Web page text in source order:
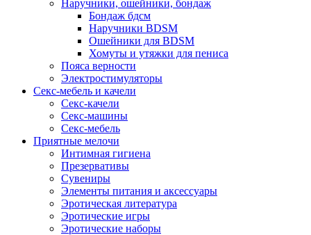
Наручники, ошейники, бондаж
Бондаж бдсм
Наручники BDSM
Ошейники для BDSM
Хомуты и утяжки для пениса
Пояса верности
Электростимуляторы
Секс-мебель и качели
Секс-качели
Секс-машины
Секс-мебель
Приятные мелочи
Интимная гигиена
Презервативы
Сувениры
Элементы питания и аксессуары
Эротическая литература
Эротические игры
Эротические наборы